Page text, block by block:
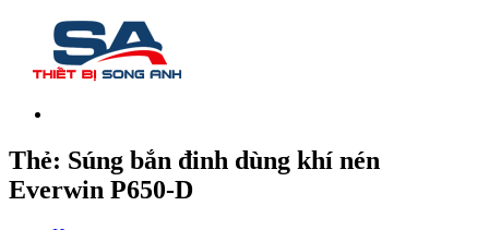
Thẻ: Súng bắn đinh dùng khí nén
Everwin P650-D